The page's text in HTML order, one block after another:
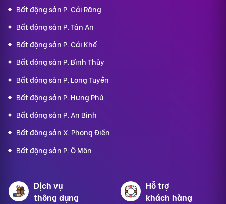
Bất động sản P. Cái Răng
Bất động sản P. Tân An
Bất động sản P. Cái Khế
Bất động sản P. Bình Thủy
Bất động sản P. Long Tuyền
Bất động sản P. Hưng Phú
Bất động sản P. An Bình
Bất động sản X. Phong Điền
Bất động sản P. Ô Môn
Dịch vụ
thông dụng
Hỗ trợ
khách hàng